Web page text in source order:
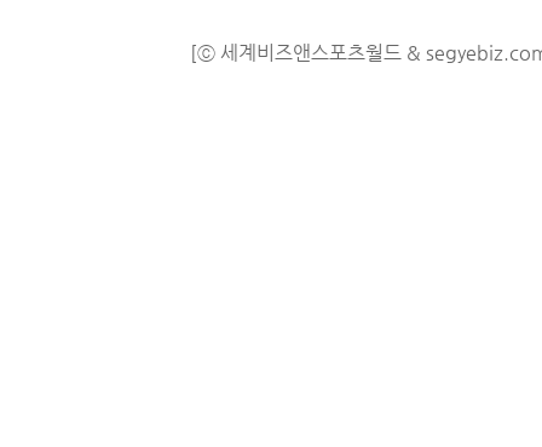
[ⓒ 세계비즈앤스포츠월드 &